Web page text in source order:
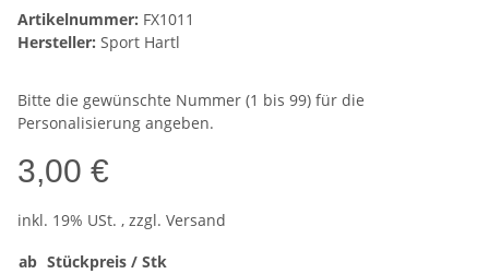
Artikelnummer: FX1011
Hersteller: Sport Hartl
Bitte die gewünschte Nummer (1 bis 99) für die
Personalisierung angeben.
3,00 €
inkl. 19% USt. , zzgl. Versand
ab Stückpreis / Stk